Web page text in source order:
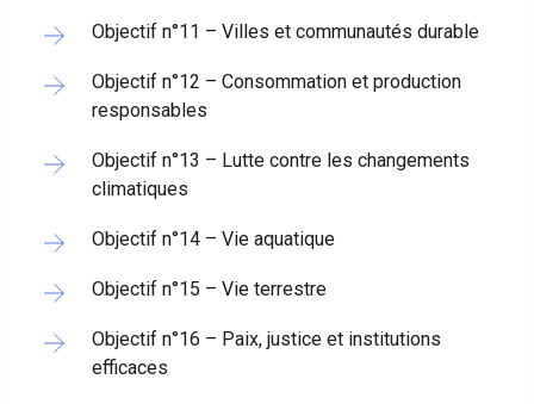
Objectif n°11 – Villes et communautés durable
Objectif n°12 – Consommation et production
responsables
Objectif n°13 – Lutte contre les changements
climatiques
Objectif n°14 – Vie aquatique
Objectif n°15 – Vie terrestre
Objectif n°16 – Paix, justice et institutions
efficaces